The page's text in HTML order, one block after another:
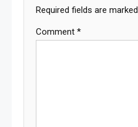
Required fields are marked
Comment *